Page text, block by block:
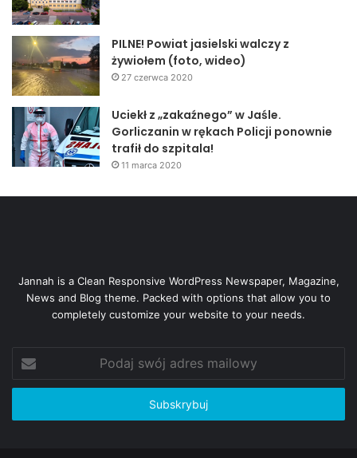
PILNE! Powiat jasielski walczy z
żywiołem (foto, wideo)
27 czerwca 2020
Uciekł z „zakaźnego” w Jaśle.
Gorliczanin w rękach Policji ponownie
trafił do szpitala!
11 marca 2020
Jannah is a Clean Responsive WordPress Newspaper, Magazine,
News and Blog theme. Packed with options that allow you to
completely customize your website to your needs.
swój
adres